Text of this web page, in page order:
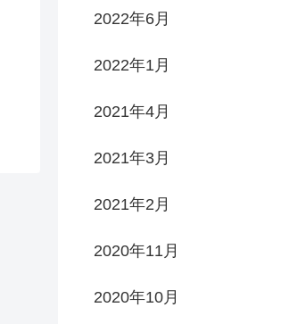
2022年6月
2022年1月
2021年4月
2021年3月
2021年2月
2020年11月
2020年10月